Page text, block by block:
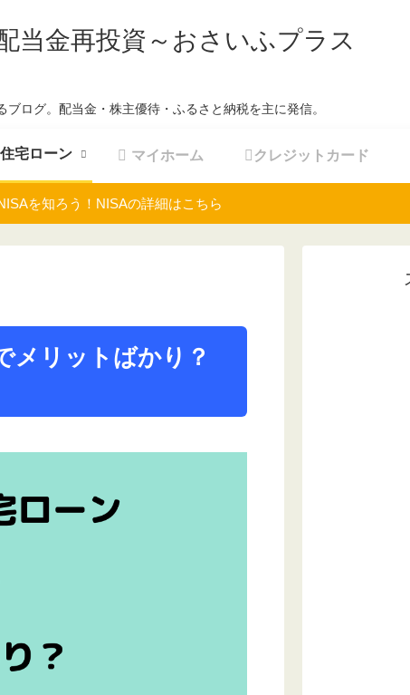
当金再投資～おさいふプラス
ブログ。配当金・株主優待・ふるさと納税を主に発信。
住宅ローン マイホーム クレジットカード
を知ろう！NISAの詳細はこちら
メリットばかり？